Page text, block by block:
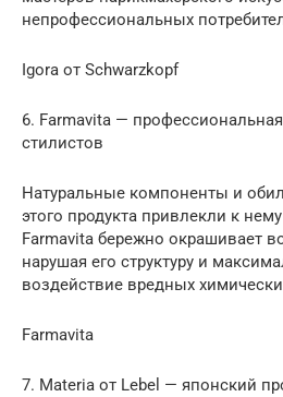
непрофессиональных
Igora от Schwarzkopf
6. Farmavita —
стилистов
Натуральные компоненты и
этого продукта привлекли к
Farmavita бережно окрашивает
нарушая его структуру и
воздействие вредных
Farmavita
7. Materia от Lebel — японский